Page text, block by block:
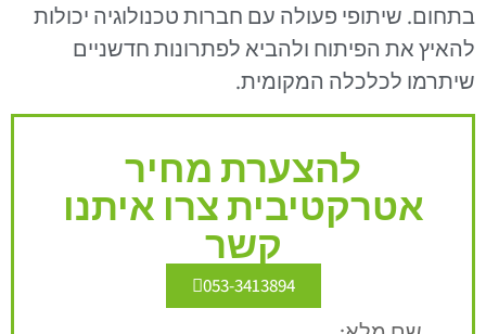
בתחום. שיתופי פעולה עם חברות טכנולוגיה יכולות
להאיץ את הפיתוח ולהביא לפתרונות חדשניים
שיתרמו לכלכלה המקומית.
להצערת מחיר
אטרקטיבית צרו איתנו
קשר
053-3413894